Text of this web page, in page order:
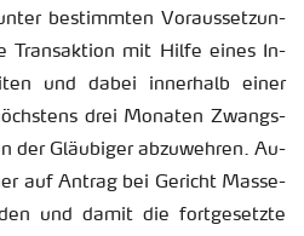
be­stimm­ten Vor­aus­set­zun­
Trans­ak­ti­on mit Hilfe eines In­
und dabei in­ner­halb einer
drei Mo­na­ten Zwangs­
der Gläu­bi­ger ab­zu­weh­ren. Au­
auf An­trag bei Ge­richt Mas­se­
und damit die fort­ge­setz­te